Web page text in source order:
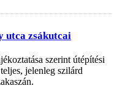
utca zsákutcai
szerint útépítési
jelenleg szilárd